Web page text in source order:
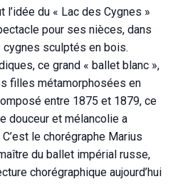
du « Lac des Cygnes »
pour ses nièces, dans
sculptés en bois.
ce grand « ballet blanc »,
filles métamorphosées en
entre 1875 et 1879, ce
douceur et mélancolie a
le chorégraphe Marius
du ballet impérial russe,
chorégraphique aujourd’hui